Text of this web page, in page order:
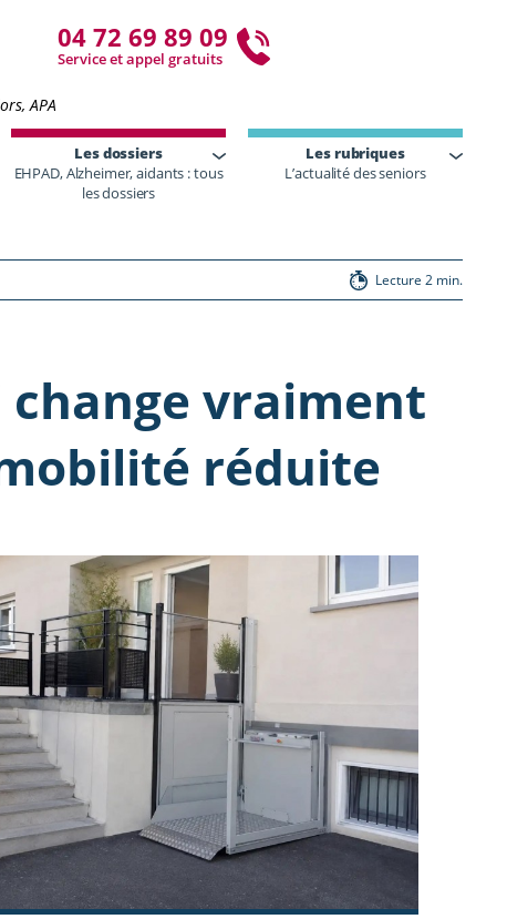
04 72 69 89 09
Service et appel gratuits
APA
Les dossiers
EHPAD, Alzheimer, aidants : tous
les dossiers
Les rubriques
L’actualité des seniors
Lecture 2 min.
vraiment
réduite